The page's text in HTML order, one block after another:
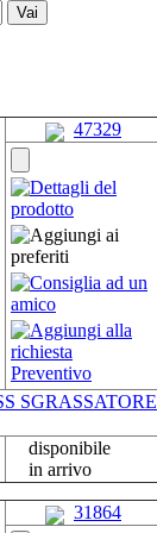
47329
SGRASSATORE
disponibile
in arrivo
31864